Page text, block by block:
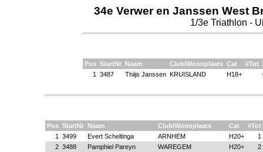
34e Verwer en Janssen West
1/3e Triathlon -
Pos StartNr Naam Club/Woonplaats Cat #Tot
1
3487 Thiijs Janssen KRUISLAND H18+
Pos StartNr Naam Club/Woonplaats Cat
#Tot
1
3499 Evert Scheltinga ARNHEM H20+
1
2 3488 Pamphiel Pareyn WAREGEM H20+
2